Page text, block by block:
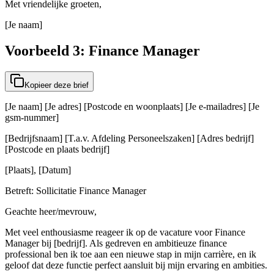
Met vriendelijke groeten,
[Je naam]
Voorbeeld 3: Finance Manager
Kopieer deze brief
[Je naam] [Je adres] [Postcode en woonplaats] [Je e-mailadres] [Je
gsm-nummer]
[Bedrijfsnaam] [T.a.v. Afdeling Personeelszaken] [Adres bedrijf]
[Postcode en plaats bedrijf]
[Plaats], [Datum]
Betreft: Sollicitatie Finance Manager
Geachte heer/mevrouw,
Met veel enthousiasme reageer ik op de vacature voor Finance
Manager bij [bedrijf]. Als gedreven en ambitieuze finance
professional ben ik toe aan een nieuwe stap in mijn carrière, en ik
geloof dat deze functie perfect aansluit bij mijn ervaring en ambities.